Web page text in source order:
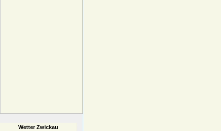
Wetter Zwickau